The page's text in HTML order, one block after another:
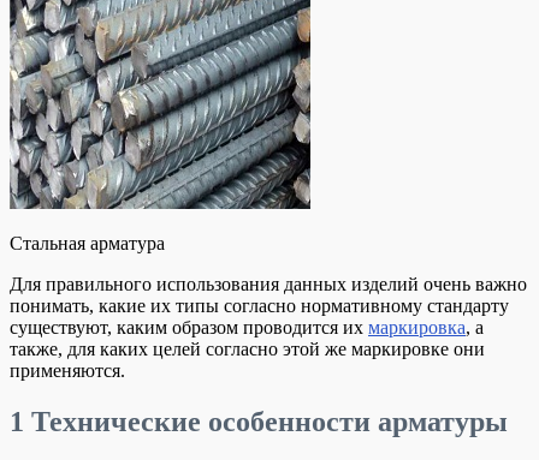
Стальная арматура
Для правильного использования данных изделий очень важно
понимать, какие их типы согласно нормативному стандарту
существуют, каким образом проводится их маркировка, а
также, для каких целей согласно этой же маркировке они
применяются.
1 Технические особенности арматуры